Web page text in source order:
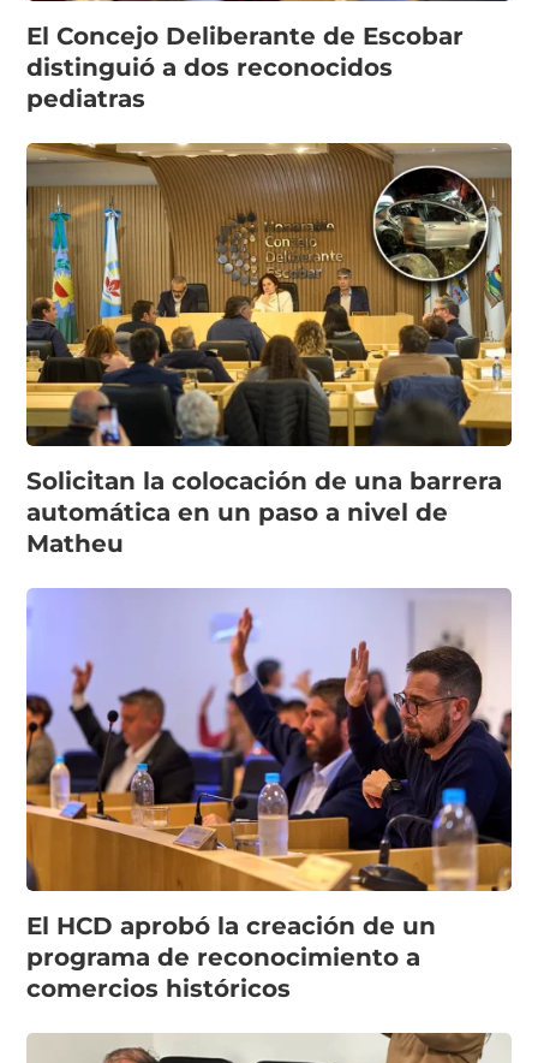
El Concejo Deliberante de Escobar
distinguió a dos reconocidos
pediatras
Solicitan la colocación de una barrera
automática en un paso a nivel de
Matheu
El HCD aprobó la creación de un
programa de reconocimiento a
comercios históricos